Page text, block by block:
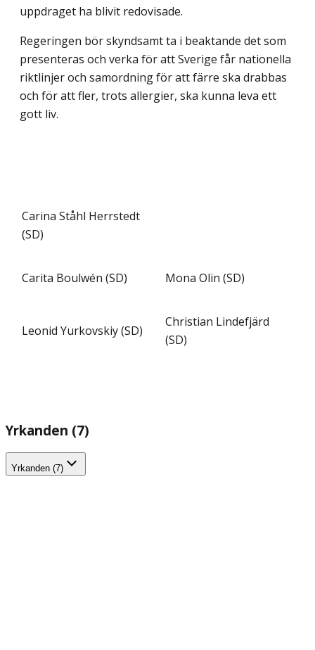
uppdraget ha blivit redovisade.
Regeringen bör skyndsamt ta i beaktande det som
presenteras och verka för att Sverige får nationella
riktlinjer och samordning för att färre ska drabbas
och för att fler, trots allergier, ska kunna leva ett
gott liv.
Carina Ståhl Herrstedt
(SD)
Carita Boulwén (SD) Mona Olin (SD)
Leonid Yurkovskiy (SD)
Christian Lindefjärd
(SD)
Yrkanden (7)
Yrkanden (7)